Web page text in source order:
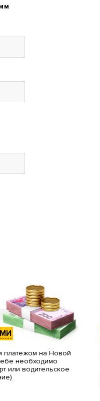
платежом на Новой
необходимо
или водительское